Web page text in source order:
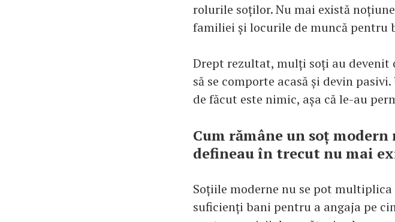
rolurile soților. Nu mai există
familiei și locurile de muncă pentru
Drept rezultat, mulți soți au devenit
să se comporte acasă și devin
de făcut este nimic, așa că le-au
Cum rămâne un soț
defineau în trecut nu mai
Soțiile moderne nu se pot
suficienți bani pentru a angaja pe